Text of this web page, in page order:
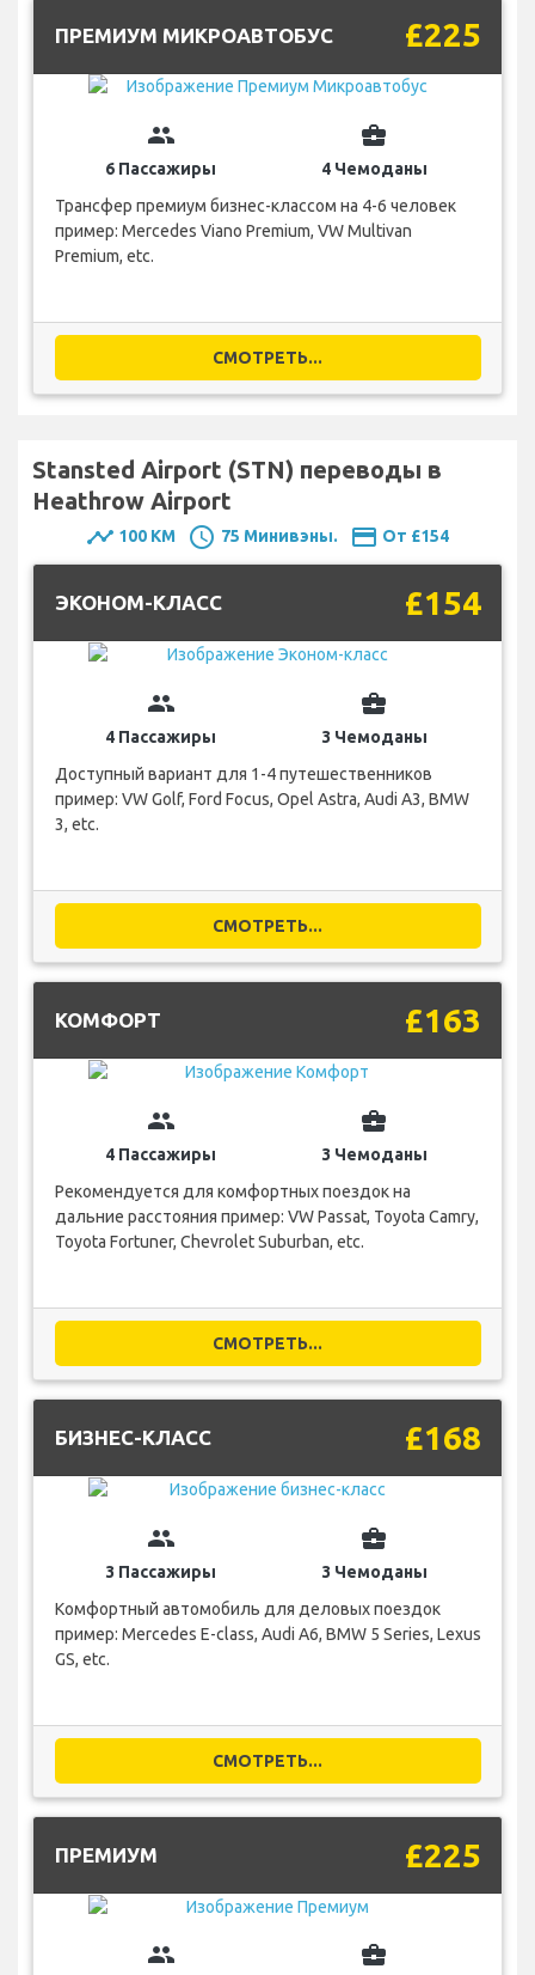
ПРЕМИУМ МИКРОАВТОБУС £225
group
6 Пассажиры
business_center
4 Чемоданы
Трансфер премиум бизнес-классом на 4-6 человек
пример: Mercedes Viano Premium, VW Multivan
Premium, etc.
СМОТРЕТЬ...
Stansted Airport (STN) переводы в
Heathrow Airport
timeline 100 KM schedule 75 Минивэны. payment От £154
ЭКОНОМ-КЛАСС £154
group
4 Пассажиры
business_center
3 Чемоданы
Доступный вариант для 1-4 путешественников
пример: VW Golf, Ford Focus, Opel Astra, Audi A3, BMW
3, etc.
СМОТРЕТЬ...
КОМФОРТ £163
group
4 Пассажиры
business_center
3 Чемоданы
Рекомендуется для комфортных поездок на
дальние расстояния пример: VW Passat, Toyota Camry,
Toyota Fortuner, Chevrolet Suburban, etc.
СМОТРЕТЬ...
БИЗНЕС-КЛАСС £168
group
3 Пассажиры
business_center
3 Чемоданы
Комфортный автомобиль для деловых поездок
пример: Mercedes E-class, Audi A6, BMW 5 Series, Lexus
GS, etc.
СМОТРЕТЬ...
ПРЕМИУМ £225
group business_center